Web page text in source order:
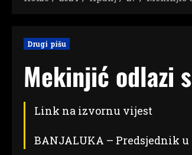
Drugi pišu
Mekinjić odlazi
Link na izvornu vijest
BANJALUKA – Predsjednik u